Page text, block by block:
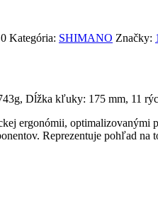
Kategória: SHIMANO Značky:
Dĺžka kľuky: 175 mm, 11
ergonómii, optimalizovanými
Reprezentuje pohľad